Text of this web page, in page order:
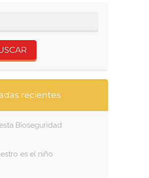
recientes
Bioseguridad
es el niño